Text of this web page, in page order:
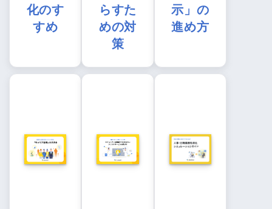
化のす
すめ
らすた
めの対
策
示」の
進め方